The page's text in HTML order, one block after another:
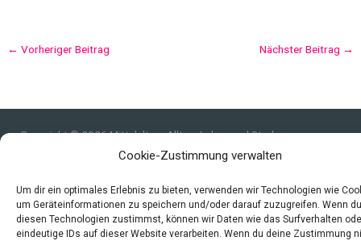
Cookie-Zustimmung verwalten
Um dir ein optimales Erlebnis zu bieten, verwenden wir Technologien wie
um Geräteinformationen zu speichern und/oder darauf zuzugreifen. Wenn du
diesen Technologien zustimmst, können wir Daten wie das Surfverhalten
eindeutige IDs auf dieser Website verarbeiten. Wenn du deine Zustimmung
← Vorheriger Beitrag Nächster Beitrag →
Copyright © 2026 Mittelalter - Alltag, Leben und Sterben
Impressum
Datenschutzerklärung und Cookie-Richtlinie
Quellen
Index